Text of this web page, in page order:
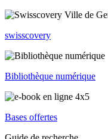
swisscovery
Bibliothèque numérique
Bases offertes